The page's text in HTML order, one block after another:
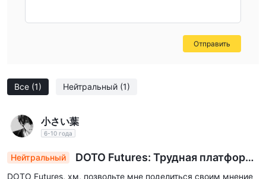
account types means I cannot compare them and this lack
of information is itself an important consideration for
Все (1) Нейтральный (1)
小さい葉
6-10 года
Нейтральный
DOTO Futures: Трудная платформ
а, высокие комиссии, непредсказуемая подде
DOTO Futures, хм, позвольте мне поделиться своим мнение
Отправить